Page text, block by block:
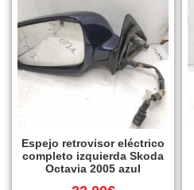
Espejo retrovisor eléctrico
completo izquierda Skoda
Octavia 2005 azul